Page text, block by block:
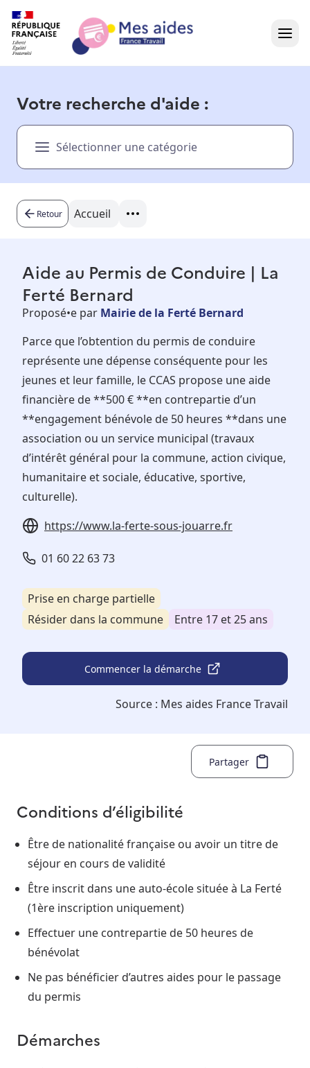
Présentation vidéo
Besoin d'aide ?
Votre recherche d'aide :
Sélectionner une catégorie
Retour Accueil
Aide au Permis de Conduire | La
Ferté Bernard
Proposé•e par Mairie de la Ferté Bernard
Parce que l’obtention du permis de conduire
représente une dépense conséquente pour les
jeunes et leur famille, le CCAS propose une aide
financière de **500 € **en contrepartie d’un
**engagement bénévole de 50 heures **dans une
association ou un service municipal (travaux
d’intérêt général pour la commune, action civique,
humanitaire et sociale, éducative, sportive,
culturelle).
https://www.la-ferte-sous-jouarre.fr
01 60 22 63 73
Prise en charge partielle
Résider dans la commune
Entre 17 et 25 ans
Commencer la démarche
Source : Mes aides France Travail
Partager
Conditions d’éligibilité
Être de nationalité française ou avoir un titre de
séjour en cours de validité
Être inscrit dans une auto-école située à La Ferté
(1ère inscription uniquement)
Effectuer une contrepartie de 50 heures de
bénévolat
Ne pas bénéficier d’autres aides pour le passage
du permis
Démarches